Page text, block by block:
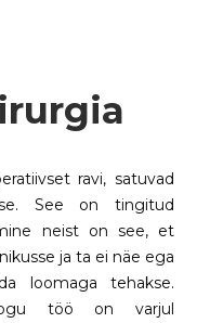
ravi, satuvad
See on tingitud
neist on see, et
ja ta ei näe ega
loomaga tehakse.
töö on varjul